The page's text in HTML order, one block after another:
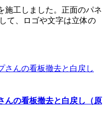
施工しました。正面のパネ
て、ロゴや文字は立体の
んの看板撤去と白戻し（原